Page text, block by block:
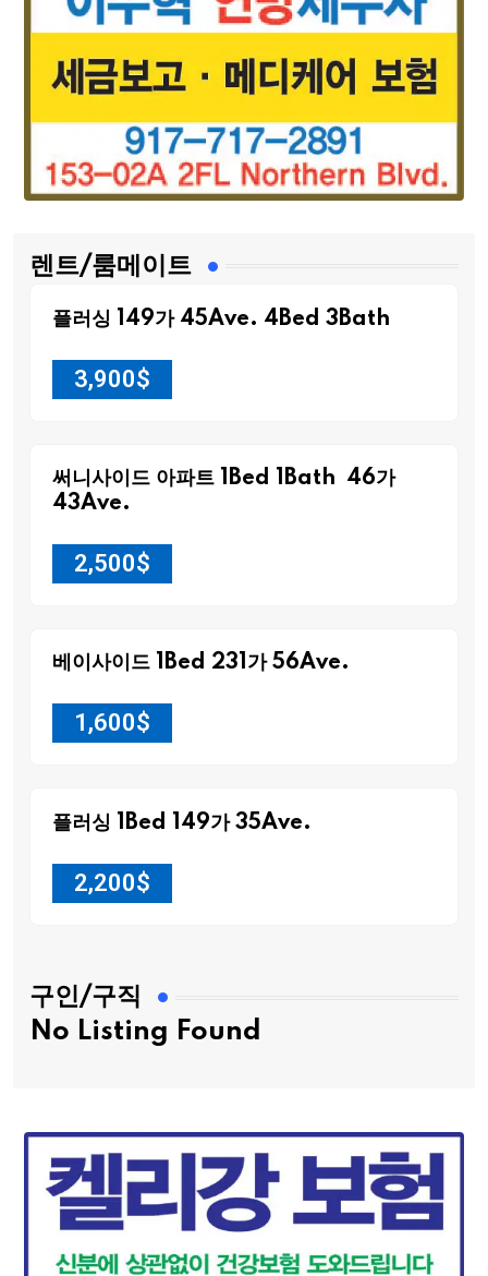
렌트/룸메이트
플러싱 149가 45Ave. 4Bed 3Bath
3,900$
써니사이드 아파트 1Bed 1Bath 46가
43Ave.
2,500$
베이사이드 1Bed 231가 56Ave.
1,600$
플러싱 1Bed 149가 35Ave.
2,200$
구인/구직
No Listing Found